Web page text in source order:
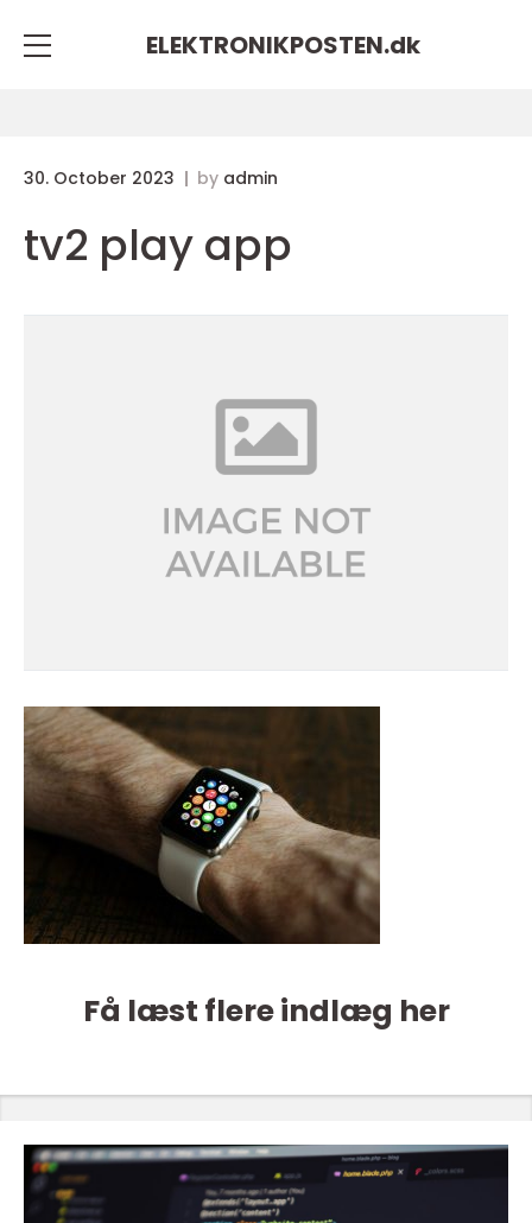
ELEKTRONIKPOSTEN.dk
30. October 2023 by admin
tv2 play app
Få læst flere indlæg her